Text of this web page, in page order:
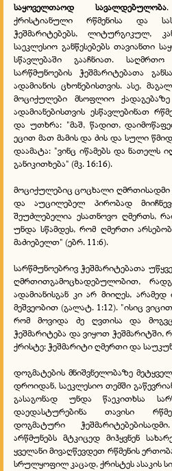
საყოველთაოდ სავალდებულობა.
ქრისტიანული რწმენისა და
ჭეშმარიტებებს, ლიტურგიკულ,
საეკლესიო განწესებებს თავიანთი
სწავლებაში გააჩნიათ. საღმრთო
სარწმუნოების ჭეშმარიტებათა
ადამიანის ცხონებისთვის. ასე,
მოციქულები მსოფლიო
ადამიანებისთვის ესწავლებინათ
და უთხრა: "მაშ, წადით,
ეცით მათ მამის და ძის და სული
დაამატა: "ვინც იწამებს და ნათელს
განიკითხება" (მკ. 16:16).
მოციქულებიც ცოცხალი ღმრთისადმი
და აუცილებელ პირობად
შეუძლებელია ესათნოვო ღმერთს,
უნდა სწამდეს, რომ ღმერთი
მაძიებელთ" (ებრ. 11:6).
სარწმუნოებრივ ჭეშმარიტებათა
ღმრთითგამოცხადებულობით,
ადამიანისგან კი არ მიიღეს,
მეშვეობით (გალატ. 1:12). "ისიც
რომ მოვიდა ძე ღვთისა და
ჭეშმარიტება და ვიყოთ ჭეშმარიტში,
ქრისტე: ჭეშმარიტი ღმერთი და
დოგმატების მნიშვნელობაზე
დროიდან, საეკლესიო თემში
გასაგონად უნდა წაეკითხსა
დაედასტურებინა თავისი
დოგმატური
არწმუნებს მტკიცედ მიჰყვნენ
ყველანი მივაღწევდეთ რწმენის
სრულყოფილ კაცად, ქრისტეს ასაკის